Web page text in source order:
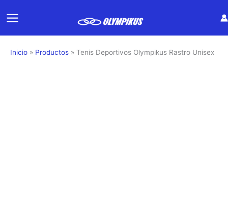
Inicio Productos Tenis Deportivos Olympikus Rastro Unisex